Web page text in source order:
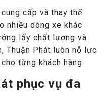
cấp và thay thế
nhiều dòng xe khác
lấy chất lượng và
Thuận Phát luôn nỗ lực
từng khách hàng.
phục vụ đa